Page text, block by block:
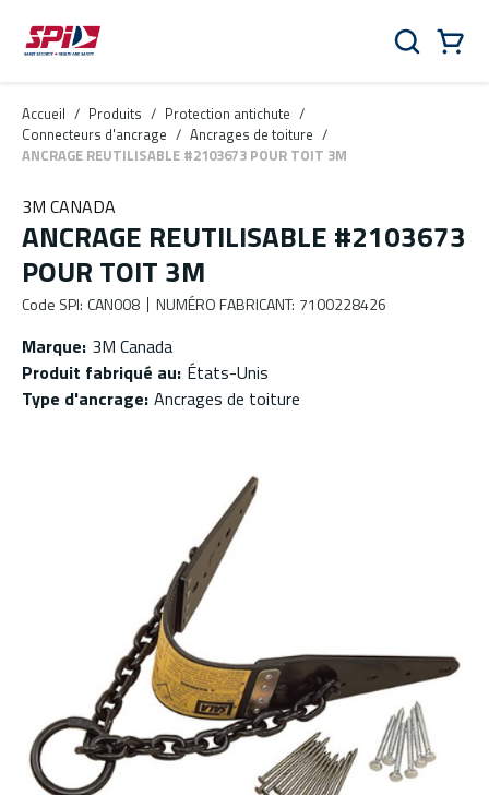
Aller au contenu principal
Skip to menu
Skip to footer
Rechercher
Accueil / Produits / Protection antichute /
Connecteurs d'ancrage / Ancrages de toiture /
ANCRAGE REUTILISABLE #2103673 POUR TOIT 3M
3M CANADA
ANCRAGE REUTILISABLE #2103673
POUR TOIT 3M
Code SPI: CAN008 NUMÉRO FABRICANT: 7100228426
Marque: 3M Canada
Produit fabriqué au: États-Unis
Type d'ancrage: Ancrages de toiture